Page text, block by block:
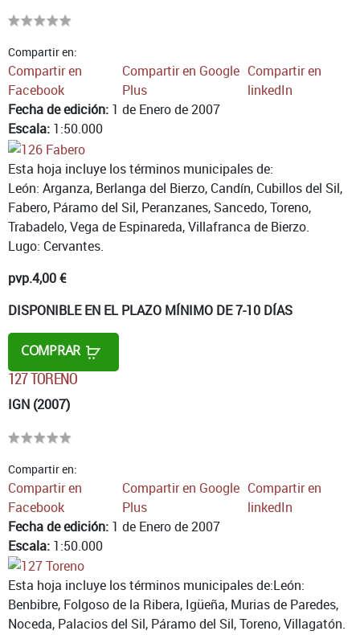
Compartir en:
Compartir en
Facebook
Compartir en Google
Plus
Compartir en
linkedIn
Fecha de edición: 1 de Enero de 2007
Escala: 1:50.000
Esta hoja incluye los términos municipales de:
León: Arganza, Berlanga del Bierzo, Candín, Cubillos del Sil,
Fabero, Páramo del Sil, Peranzanes, Sancedo, Toreno,
Trabadelo, Vega de Espinareda, Villafranca de Bierzo.
Lugo: Cervantes.
pvp.4,00 €
DISPONIBLE EN EL PLAZO MÍNIMO DE 7-10 DÍAS
COMPRAR
127 TORENO
IGN (2007)
Compartir en:
Compartir en
Facebook
Compartir en Google
Plus
Compartir en
linkedIn
Fecha de edición: 1 de Enero de 2007
Escala: 1:50.000
Esta hoja incluye los términos municipales de:León:
Benbibre, Folgoso de la Ribera, Igüeña, Murias de Paredes,
Noceda, Palacios del Sil, Páramo del Sil, Toreno, Villagatón.